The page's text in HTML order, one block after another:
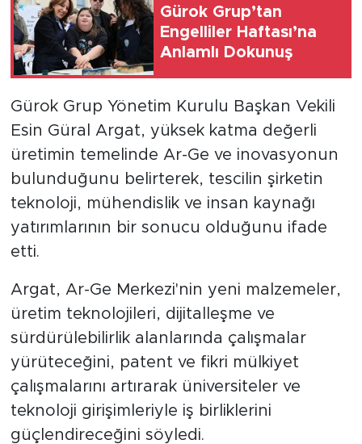
Gürok Grup’tan
Engelliler Haftası’na
Anlamlı Dokunuş
Gürok Grup Yönetim Kurulu Başkan Vekili
Esin Güral Argat, yüksek katma değerli
üretimin temelinde Ar-Ge ve inovasyonun
bulunduğunu belirterek, tescilin şirketin
teknoloji, mühendislik ve insan kaynağı
yatırımlarının bir sonucu olduğunu ifade
etti.
Argat, Ar-Ge Merkezi'nin yeni malzemeler,
üretim teknolojileri, dijitalleşme ve
sürdürülebilirlik alanlarında çalışmalar
yürüteceğini, patent ve fikri mülkiyet
çalışmalarını artırarak üniversiteler ve
teknoloji girişimleriyle iş birliklerini
güçlendireceğini söyledi.